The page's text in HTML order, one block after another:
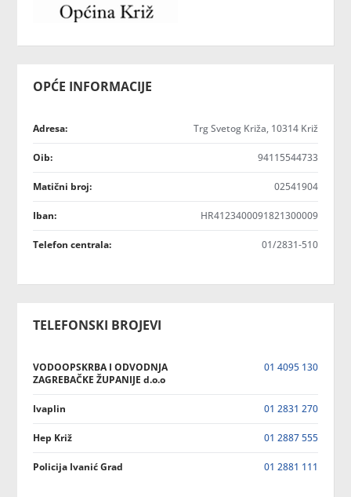
OPĆE INFORMACIJE
Adresa: Trg Svetog Križa, 10314 Križ
Oib: 94115544733
Matični broj: 02541904
Iban: HR4123400091821300009
Telefon centrala: 01/2831-510
TELEFONSKI BROJEVI
VODOOPSKRBA I ODVODNJA
ZAGREBAČKE ŽUPANIJE d.o.o
01 4095 130
Ivaplin 01 2831 270
Hep Križ 01 2887 555
Policija Ivanić Grad 01 2881 111